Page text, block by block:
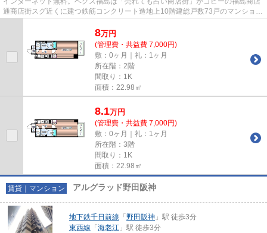
通商店街スグ近くに建つ鉄筋コンクリート造地上10階建総戸数73戸のマンション
8万円
(管理費・共益費 7,000円)
敷：0ヶ月｜礼：1ヶ月
所在階：2階
間取り：1K
面積：22.98㎡
8.1万円
(管理費・共益費 7,000円)
敷：0ヶ月｜礼：1ヶ月
所在階：3階
間取り：1K
面積：22.98㎡
賃貸｜マンション アルグラッド野田阪神
地下鉄千日前線 「 野田阪神 」駅 徒歩3分
東西線 「 海老江 」駅 徒歩3分